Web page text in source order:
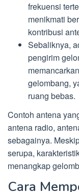
frekuensi
menikmati
kontribusi
Sebaliknya,
pengirim
gelombang,
ruang bebas.
Contoh antena
antena radio,
sebagainya.
serupa,
menangkap
Cara